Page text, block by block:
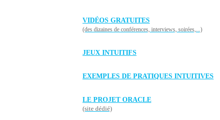
VIDÉOS GRATUITES
(des dizaines de conférences, interviews, soirées,...)
JEUX INTUITIFS
EXEMPLES DE PRATIQUES INTUITIVES
LE PROJET ORACLE
(site dédié)